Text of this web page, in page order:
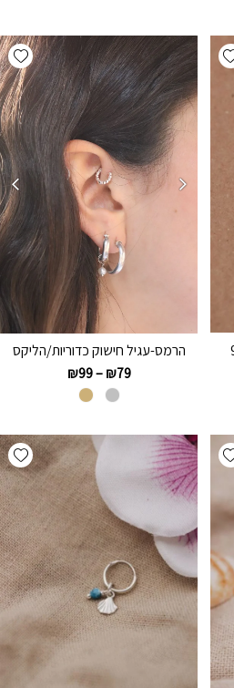
Add wishlist
הרמס-עגיל חישוק כדוריות/הליקס
₪79
–
₪99
Add wishlist